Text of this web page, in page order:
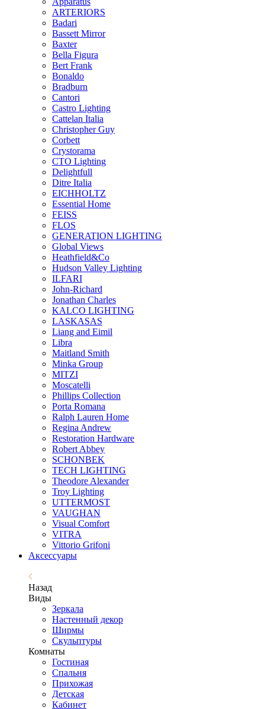
ARTERIORS
Badari
Bassett Mirror
Baxter
Bella Figura
Bert Frank
Bonaldo
Bradburn
Cantori
Castro Lighting
Cattelan Italia
Christopher Guy
Corbett
Crystorama
CTO Lighting
Delightfull
Ditre Italia
EICHHOLTZ
Essential Home
FEISS
FLOS
GENERATION LIGHTING
Global Views
Heathfield&Co
Hudson Valley Lighting
ILFARI
John-Richard
Jonathan Charles
KALCO LIGHTING
LASKASAS
Liang and Eimil
Libra
Maitland Smith
Minka Group
MITZI
Moscatelli
Phillips Collection
Porta Romana
Ralph Lauren Home
Regina Andrew
Restoration Hardware
Robert Abbey
SCHONBEK
TECH LIGHTING
Theodore Alexander
Troy Lighting
UTTERMOST
VAUGHAN
Visual Comfort
VITRA
Vittorio Grifoni
Аксессуары
Назад
Виды
Зеркала
Настенный декор
Ширмы
Скульптуры
Комнаты
Гостиная
Спальня
Прихожая
Детская
Кабинет